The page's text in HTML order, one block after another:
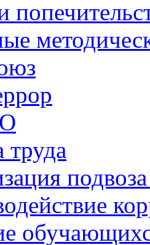
труда